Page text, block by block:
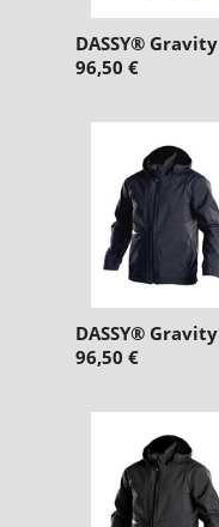
DASSY® Gravity
96,50 €
DASSY® Gravity
96,50 €